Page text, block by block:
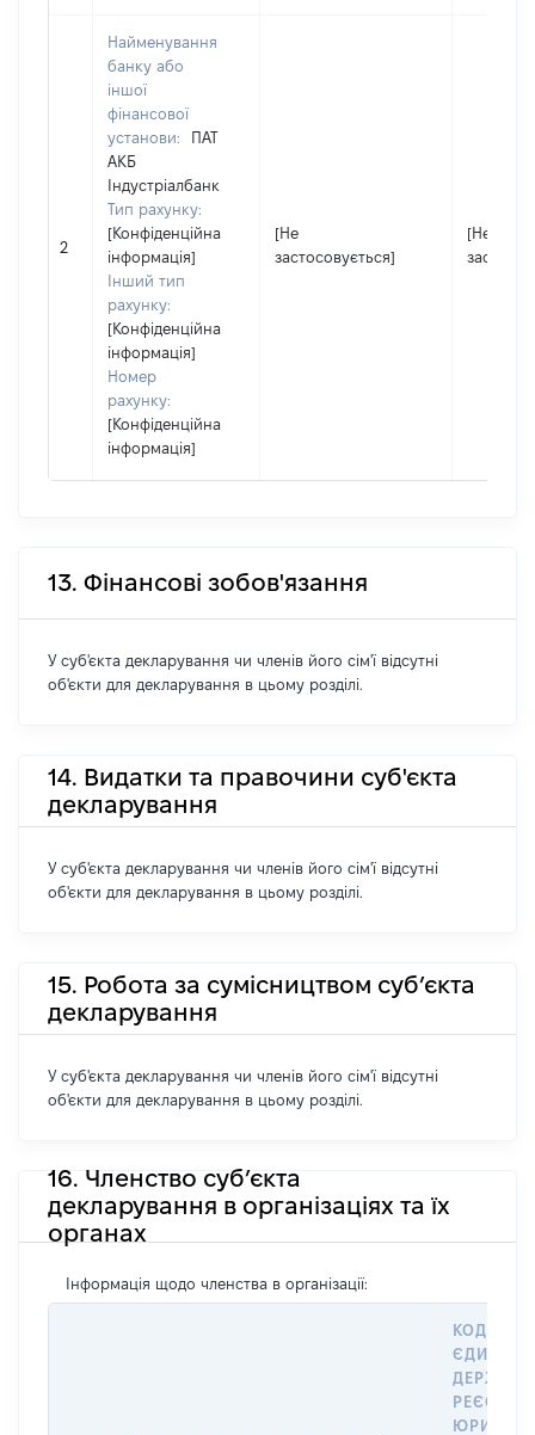
2
Найменування
банку або
іншої
фінансової
установи:
ПАТ
АКБ
Індустріалбанк
Тип рахунку:
[Конфіденційна
інформація]
Інший тип
рахунку:
[Конфіденційна
інформація]
Номер
рахунку:
[Конфіденційна
інформація]
[Не
застосовується]
[Не
13. Фінансові зобов'язання
У суб'єкта декларування чи членів його сім'ї відсутні
об'єкти для декларування в цьому розділі.
14. Видатки та правочини суб'єкта
декларування
У суб'єкта декларування чи членів його сім'ї відсутні
об'єкти для декларування в цьому розділі.
15. Робота за сумісництвом суб’єкта
декларування
У суб'єкта декларування чи членів його сім'ї відсутні
об'єкти для декларування в цьому розділі.
16. Членство суб’єкта
декларування в організаціях та їх
органах
Інформація щодо членства в організації:
КОД В
РЕЄСТРІ